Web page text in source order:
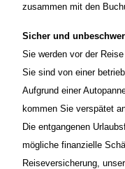
zusammen mit den
Sicher und
Sie werden vor der
Sie sind von einer
Aufgrund einer
kommen Sie verspätet
Die entgangenen
mögliche finanzielle
Reiseversicherung,